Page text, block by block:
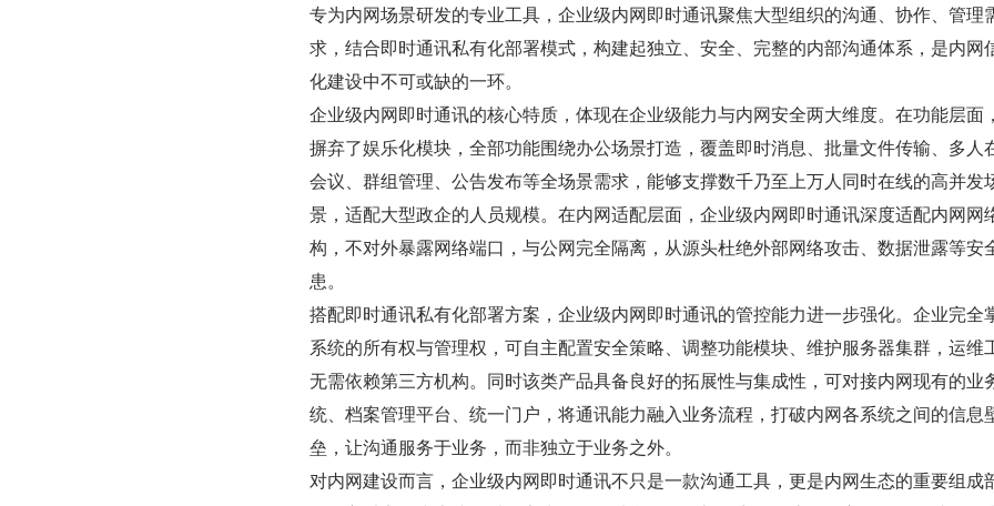
专为内网场景研发的专业工具，企业级内网即时通讯聚焦大型组织的沟通、协作、管理
求，结合即时通讯私有化部署模式，构建起独立、安全、完整的内部沟通体系，是内网
化建设中不可或缺的一环。
企业级内网即时通讯的核心特质，体现在企业级能力与内网安全两大维度。在功能层面
摒弃了娱乐化模块，全部功能围绕办公场景打造，覆盖即时消息、批量文件传输、多人
会议、群组管理、公告发布等全场景需求，能够支撑数千乃至上万人同时在线的高并发
景，适配大型政企的人员规模。在内网适配层面，企业级内网即时通讯深度适配内网网
构，不对外暴露网络端口，与公网完全隔离，从源头杜绝外部网络攻击、数据泄露等安
患。
搭配即时通讯私有化部署方案，企业级内网即时通讯的管控能力进一步强化。企业完全
系统的所有权与管理权，可自主配置安全策略、调整功能模块、维护服务器集群，运维
无需依赖第三方机构。同时该类产品具备良好的拓展性与集成性，可对接内网现有的业
统、档案管理平台、统一门户，将通讯能力融入业务流程，打破内网各系统之间的信息
垒，让沟通服务于业务，而非独立于业务之外。
对内网建设而言，企业级内网即时通讯不只是一款沟通工具，更是内网生态的重要组成